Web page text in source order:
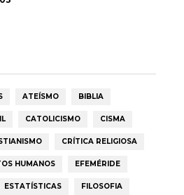
ATEÍSMO BIBLIA
CATOLICISMO CISMA
CRÍTICA RELIGIOSA
HUMANOS EFEMÉRIDE
ESTATÍSTICAS FILOSOFIA